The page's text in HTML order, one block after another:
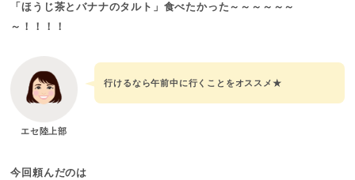
「ほうじ茶とバナナのタルト」食べたかった～～～～～～
～！！！！
エセ陸上部
行けるなら午前中に行くことをオススメ★
今回頼んだのは